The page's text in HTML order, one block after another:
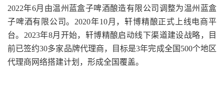
2022年6月由温州蓝盒子啤酒酿造有限公司调整为温州蓝盒
子啤酒有限公司。2020年10月，轩博精酿正式上线电商平
台。2023年8月开始，轩博精酿启动线下渠道建设战略，目
前已签约30多家品牌代理商，目标是3年完成全国500个地区
代理商网络搭建计划，形成全国覆盖。